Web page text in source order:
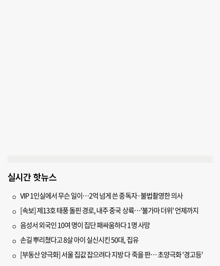
실시간 핫뉴스
VIP 1인실에서 무슨 일이…2억 넘게 쓴 중독자·불법촬영한 의사
[속보] 제13호 태풍 돌핀 경로, 내주 중국 상륙…'불가마 더위' 언제까지
음성서 외국인 10여 명이 집단 패싸움하다 1명 사망
손길 뿌리쳤다고 8살 아이 실신시킨 50대, 집유
[부동산 양극화] 서울 집값 잡으려다 지방 다 죽을 판… 초양극화 '경고등'